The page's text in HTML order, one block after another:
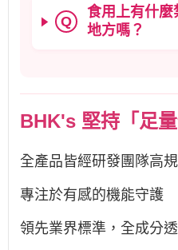
Q
食用上有什麼
地方嗎？
BHK's 堅持「足量
全產品皆經研發團隊高
專注於有感的機能守護
領先業界標準，全成分